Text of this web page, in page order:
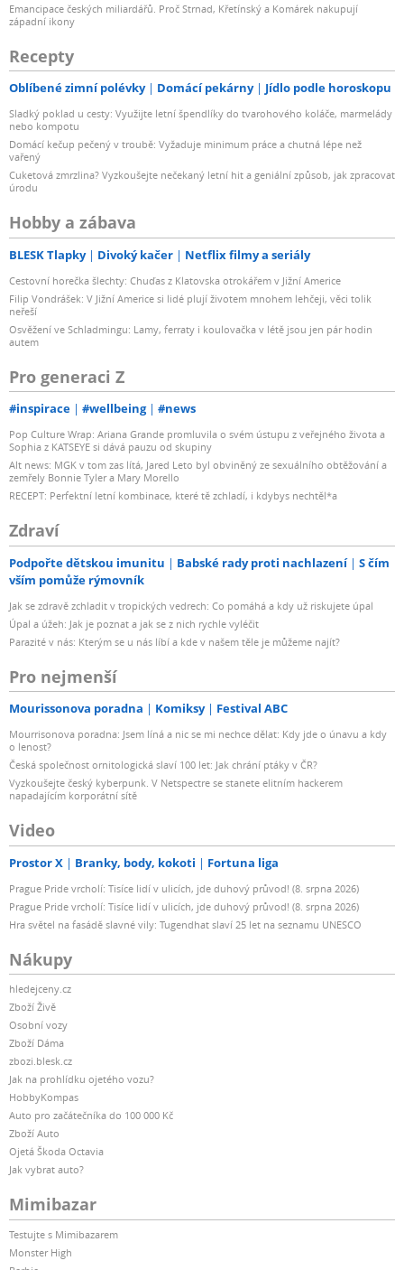
Emancipace českých miliardářů. Proč Strnad, Křetínský a Komárek nakupují
západní ikony
Recepty
Oblíbené zimní polévky Domácí pekárny Jídlo podle horoskopu
Sladký poklad u cesty: Využijte letní špendlíky do tvarohového koláče, marmelády
nebo kompotu
Domácí kečup pečený v troubě: Vyžaduje minimum práce a chutná lépe než
vařený
Cuketová zmrzlina? Vyzkoušejte nečekaný letní hit a geniální způsob, jak zpracovat
úrodu
Hobby a zábava
BLESK Tlapky Divoký kačer Netflix filmy a seriály
Cestovní horečka šlechty: Chuďas z Klatovska otrokářem v Jižní Americe
Filip Vondrášek: V Jižní Americe si lidé plují životem mnohem lehčeji, věci tolik
neřeší
Osvěžení ve Schladmingu: Lamy, ferraty i koulovačka v létě jsou jen pár hodin
autem
Pro generaci Z
#inspirace #wellbeing #news
Pop Culture Wrap: Ariana Grande promluvila o svém ústupu z veřejného života a
Sophia z KATSEYE si dává pauzu od skupiny
Alt news: MGK v tom zas lítá, Jared Leto byl obviněný ze sexuálního obtěžování a
zemřely Bonnie Tyler a Mary Morello
RECEPT: Perfektní letní kombinace, které tě zchladí, i kdybys nechtěl*a
Zdraví
Podpořte dětskou imunitu Babské rady proti nachlazení
S čím
vším pomůže rýmovník
Jak se zdravě zchladit v tropických vedrech: Co pomáhá a kdy už riskujete úpal
Úpal a úžeh: Jak je poznat a jak se z nich rychle vyléčit
Parazité v nás: Kterým se u nás líbí a kde v našem těle je můžeme najít?
Pro nejmenší
Mourissonova poradna Komiksy Festival ABC
Mourrisonova poradna: Jsem líná a nic se mi nechce dělat: Kdy jde o únavu a kdy
o lenost?
Česká společnost ornitologická slaví 100 let: Jak chrání ptáky v ČR?
Vyzkoušejte český kyberpunk. V Netspectre se stanete elitním hackerem
napadajícím korporátní sítě
Video
Prostor X Branky, body, kokoti Fortuna liga
Prague Pride vrcholí: Tisíce lidí v ulicích, jde duhový průvod! (8. srpna 2026)
Prague Pride vrcholí: Tisíce lidí v ulicích, jde duhový průvod! (8. srpna 2026)
Hra světel na fasádě slavné vily: Tugendhat slaví 25 let na seznamu UNESCO
Nákupy
hledejceny.cz
Zboží Živě
Osobní vozy
Zboží Dáma
zbozi.blesk.cz
Jak na prohlídku ojetého vozu?
HobbyKompas
Auto pro začátečníka do 100 000 Kč
Zboží Auto
Ojetá Škoda Octavia
Jak vybrat auto?
Mimibazar
Testujte s Mimibazarem
Monster High